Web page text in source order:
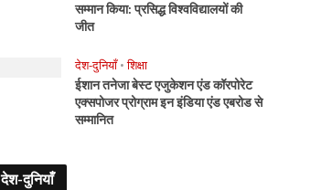
सम्मान किया: प्रसिद्ध विश्वविद्यालयों की
जीत
देश-दुनियाँ • शिक्षा
ईशान तनेजा बेस्ट एजुकेशन एंड कॉरपोरेट
एक्सपोजर प्रोग्राम इन इंडिया एंड एबरोड से
सम्मानित
देश-दुनियाँ